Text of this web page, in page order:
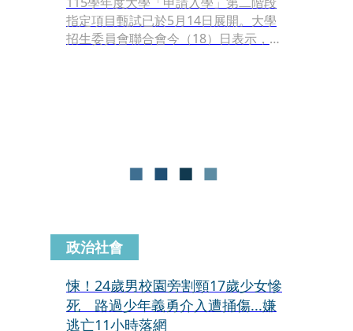
指定項目甄試已於5月14日展開。大學
招生委員會聯合會今（18）日表示，甄
政治社會
悚！24歲男校園旁割頸17歲少女慘
死 路過少年義勇介入遭捅傷...嫌
逃亡11小時落網